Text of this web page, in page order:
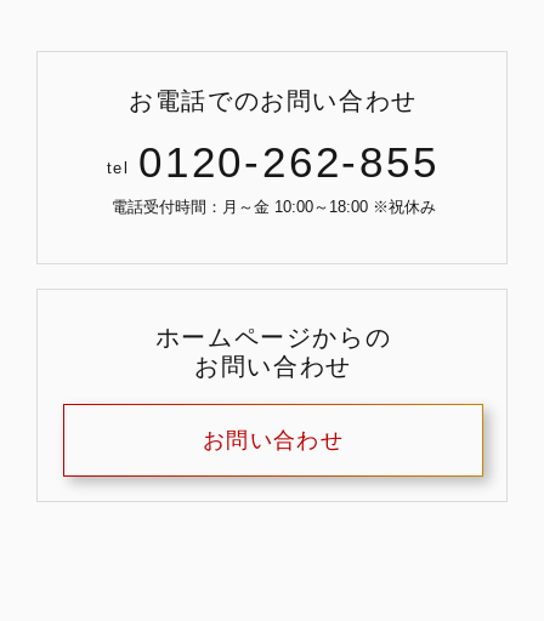
お電話でのお問い合わせ
tel 0120-262-855
電話受付時間：月～金 10:00～18:00 ※祝休み
ホームページからの
お問い合わせ
お問い合わせ